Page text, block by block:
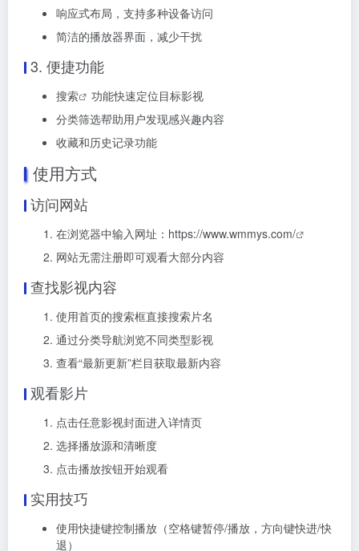
响应式布局，支持多种设备访问
简洁的播放器界面，减少干扰
3. 便捷功能
搜索
功能快速定位目标影视
分类筛选帮助用户发现感兴趣内容
收藏和历史记录功能
使用方式
访问网站
在浏览器中输入网址： https://www.wmmys.com/
网站无需注册即可观看大部分内容
查找影视内容
使用首页的搜索框直接搜索片名
通过分类导航浏览不同类型影视
查看“最新更新”栏目获取最新内容
观看影片
点击任意影视封面进入详情页
选择播放源和清晰度
点击播放按钮开始观看
实用技巧
使用快捷键控制播放（空格键暂停/播放，方向键快进/快
退）